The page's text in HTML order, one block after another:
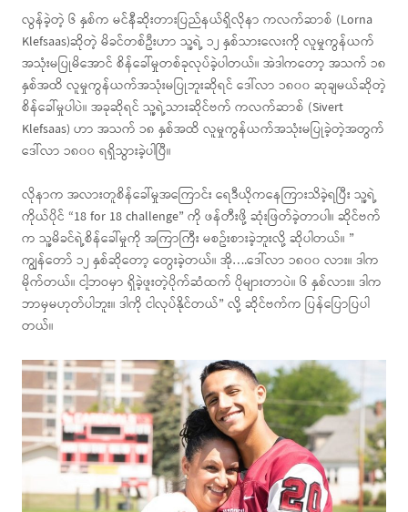
လွန်ခဲ့တဲ့ ၆ နှစ်က မင်နီဆိုးတားပြည်နယ်ရှိလိုနာ ကလက်ဆာစ် (Lorna
Klefsaas)ဆိုတဲ့ မိခင်တစ်ဦးဟာ သူ့ရဲ့ ၁၂ နှစ်သားလေးကို လူမှုကွန်ယက်
အသုံးမပြုမိအောင် စိန်ခေါ်မှုတစ်ခုလုပ်ခဲ့ပါတယ်။ အဲဒါကတော့ အသက် ၁၈
နှစ်အထိ လူမှုကွန်ယက်အသုံးမပြုဘူးဆိုရင် ဒေါ်လာ ၁၈၀၀ ဆုချမယ်ဆိုတဲ့
စိန်ခေါ်မှုပါပဲ။ အခုဆိုရင် သူ့ရဲ့သားဆိုင်ဗက် ကလက်ဆာစ် (Sivert
Klefsaas) ဟာ အသက် ၁၈ နှစ်အထိ လူမှုကွန်ယက်အသုံးမပြုခဲ့တဲ့အတွက်
ဒေါ်လာ ၁၈၀၀ ရရှိသွားခဲ့ပါပြီ။
လိုနာက အလားတူစိန်ခေါ်မှုအကြောင်း ရေဒီယိုကနေကြားသိခဲ့ရပြီး သူ့ရဲ့
ကိုယ်ပိုင် “18 for 18 challenge” ကို ဖန်တီးဖို့ ဆုံးဖြတ်ခဲ့တာပါ။ ဆိုင်ဗက်
က သူ့မိခင်ရဲ့စိန်ခေါ်မှုကို အကြာကြီး မစဥ်းစားခဲ့ဘူးလို့ ဆိုပါတယ်။ ”
ကျွန်တော် ၁၂ နှစ်ဆိုတော့ တွေးခဲ့တယ်။ အို….ဒေါ်လာ ၁၈၀၀ လား။ ဒါက
မိုက်တယ်။ ငါ့ဘဝမှာ ရှိခဲ့ဖူးတဲ့ပိုက်ဆံထက် ပိုများတာပဲ။ ၆ နှစ်လား။ ဒါက
ဘာမှမဟုတ်ပါဘူး။ ဒါကို ငါလုပ်နိုင်တယ်” လို့ ဆိုင်ဗက်က ပြန်ပြောပြပါ
တယ်။